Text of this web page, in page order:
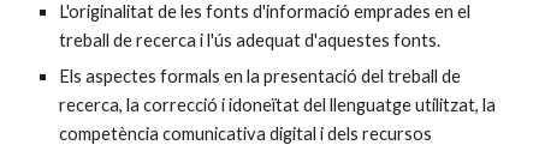
L'originalitat de les fonts d'informació emprades en el
treball de recerca i l'ús adequat d'aquestes fonts.
Els aspectes formals en la presentació del treball de
recerca, la correcció i idoneïtat del llenguatge utilitzat, la
competència comunicativa digital i dels recursos